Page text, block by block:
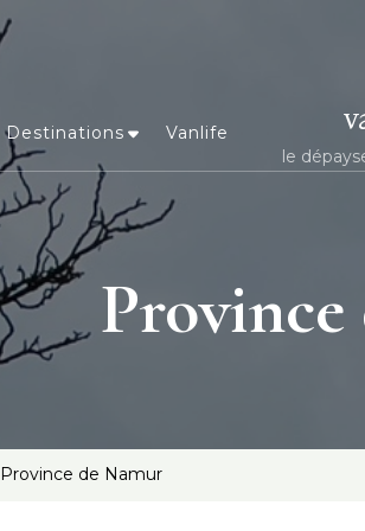
Destinations Vanlife
le
Province de Namur